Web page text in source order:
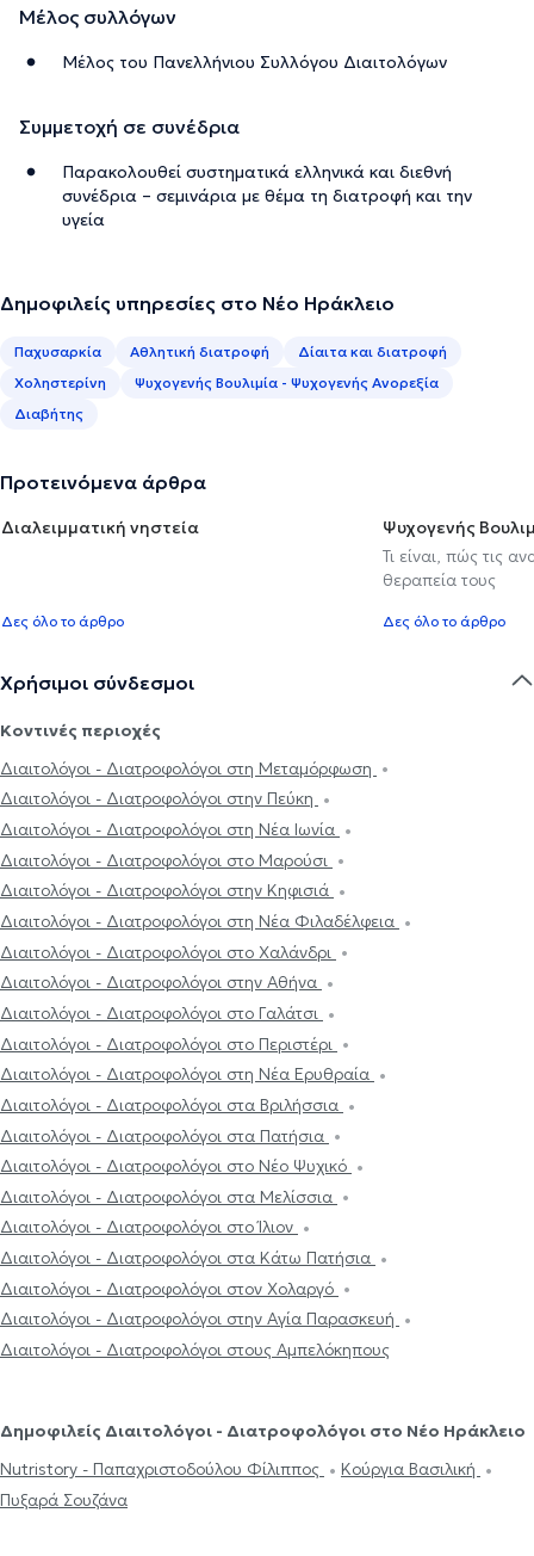
Μέλος συλλόγων
Μέλος του Πανελλήνιου Συλλόγου Διαιτολόγων
Συμμετοχή σε συνέδρια
Παρακολουθεί συστηματικά ελληνικά και διεθνή
συνέδρια – σεμινάρια με θέμα τη διατροφή και την
υγεία
Δημοφιλείς υπηρεσίες στο Νέο Ηράκλειο
Παχυσαρκία Αθλητική διατροφή
Δίαιτα και διατροφή
Χοληστερίνη
Ψυχογενής Βουλιμία - Ψυχογενής Ανορεξία
Διαβήτης
Προτεινόμενα άρθρα
Διαλειμματική νηστεία
Δες όλο το άρθρο
Ψυχογενής
Τι είναι, πώς τις
θεραπεία τους
Δες όλο το άρθρο
Χρήσιμοι σύνδεσμοι
Κοντινές περιοχές
Διαιτολόγοι - Διατροφολόγοι στη Μεταμόρφωση
Διαιτολόγοι - Διατροφολόγοι στην Πεύκη
Διαιτολόγοι - Διατροφολόγοι στη Νέα Ιωνία
Διαιτολόγοι - Διατροφολόγοι στο Μαρούσι
Διαιτολόγοι - Διατροφολόγοι στην Κηφισιά
Διαιτολόγοι - Διατροφολόγοι στη Νέα Φιλαδέλφεια
Διαιτολόγοι - Διατροφολόγοι στο Χαλάνδρι
Διαιτολόγοι - Διατροφολόγοι στην Αθήνα
Διαιτολόγοι - Διατροφολόγοι στο Γαλάτσι
Διαιτολόγοι - Διατροφολόγοι στο Περιστέρι
Διαιτολόγοι - Διατροφολόγοι στη Νέα Ερυθραία
Διαιτολόγοι - Διατροφολόγοι στα Βριλήσσια
Διαιτολόγοι - Διατροφολόγοι στα Πατήσια
Διαιτολόγοι - Διατροφολόγοι στο Νέο Ψυχικό
Διαιτολόγοι - Διατροφολόγοι στα Μελίσσια
Διαιτολόγοι - Διατροφολόγοι στο Ίλιον
Διαιτολόγοι - Διατροφολόγοι στα Κάτω Πατήσια
Διαιτολόγοι - Διατροφολόγοι στον Χολαργό
Διαιτολόγοι - Διατροφολόγοι στην Αγία Παρασκευή
Διαιτολόγοι - Διατροφολόγοι στους Αμπελόκηπους
Δημοφιλείς Διαιτολόγοι - Διατροφολόγοι στο Νέο Ηράκλειο
Nutristory - Παπαχριστοδούλου Φίλιππος
Κούργια Βασιλική
Πυξαρά Σουζάνα